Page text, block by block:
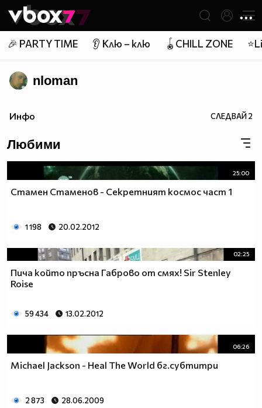
👾
🎉 PARTY TIME 👂 Клю – клю 🪀CHILL ZONE
nloman
Инфо СЛЕДВАЙ2
Любими
25:00
Стамен Стаменов - Секретният космос част 1
1 198 20.02.2012
02:25
Пича който пръсна Габрово от смях! Sir Stenley
Roise
59 434 13.02.2012
06:26
Michael Jackson - Heal The World бг.субтитри
2 873 28.06.2009